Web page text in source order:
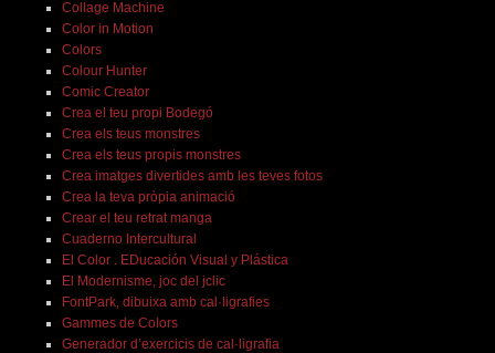
Collage Machine
Color in Motion
Colors
Colour Hunter
Comic Creator
Crea el teu propi Bodegó
Crea els teus monstres
Crea els teus propis monstres
Crea imatges divertides amb les teves fotos
Crea la teva pròpia animació
Crear el teu retrat manga
Cuaderno Intercultural
El Color . EDucación Visual y Plástica
El Modernisme, joc del jclic
FontPark, dibuixa amb cal·ligrafies
Gammes de Colors
Generador d’exercicis de cal·ligrafia